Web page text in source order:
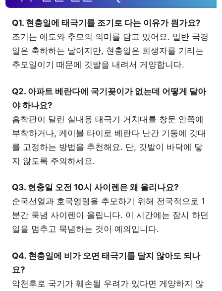
Q1. 현충일에 태극기를 조기로 다는 이유가 뭔가요?
조기는 애도와 추모의 의미를 담고 있어요. 일반 국경
일은 축하하는 날이지만, 현충일은 희생자를 기리는
추모일이기 때문에 깃발을 내려서 게양합니다.
Q2. 아파트 베란다에 국기꽂이가 없는데 어떻게 달아
야 하나요?
흡착판이 달린 실내용 태극기 거치대를 창문 안쪽에
부착하거나, 케이블 타이로 베란다 난간 기둥에 깃대
를 고정하는 방법을 추천해요. 단, 깃발이 바닥에 닿
지 않도록 주의하세요.
Q3. 현충일 오전 10시 사이렌은 왜 울리나요?
순국선열과 호국영령을 추모하기 위해 전국적으로 1
분간 묵념 사이렌이 울립니다. 이 시간에는 잠시 하던
일을 멈추고 묵념하는 것이 예의입니다.
Q4. 현충일에 비가 오면 태극기를 달지 않아도 되나
요?
악천후로 국기가 훼손될 우려가 있다면 게양하지 않